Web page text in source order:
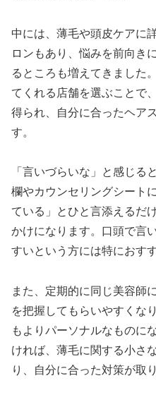
中には、薄毛や頭皮ケアに
ロンもあり、悩みを前向き
るところも増えてきました
てくれる店舗を選ぶことで
得られ、自分に合ったヘア
す。
「言いづらいな」と感じる
欄やカウンセリングシート
ている」とひと言添えるだ
かけになります。口頭で言
すいという方には特におす
また、定期的に同じ美容師
を把握してもらいやすくな
もよりパーソナルなものに
ければ、薄毛に関する小さ
り、自分に合った対策が取